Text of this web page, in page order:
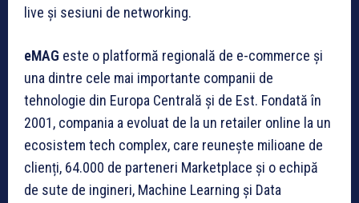
live și sesiuni de networking.
eMAG este o platformă regională de e-commerce și
una dintre cele mai importante companii de
tehnologie din Europa Centrală și de Est. Fondată în
2001, compania a evoluat de la un retailer online la un
ecosistem tech complex, care reunește milioane de
clienți, 64.000 de parteneri Marketplace și o echipă
de sute de ingineri, Machine Learning și Data